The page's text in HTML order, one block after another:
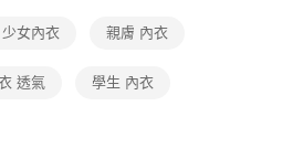
女內衣 親膚 內衣
透氣 學生 內衣